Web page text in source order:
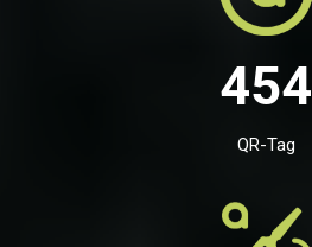
454
QR-Tag